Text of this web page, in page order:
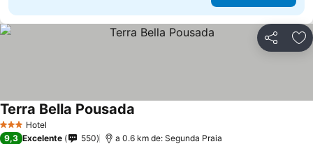
Compartir
3 Estrellas
Hotel
Terra Bella Pousada
9,3 Excelente 550 a 0.6 km de: Segunda Praia